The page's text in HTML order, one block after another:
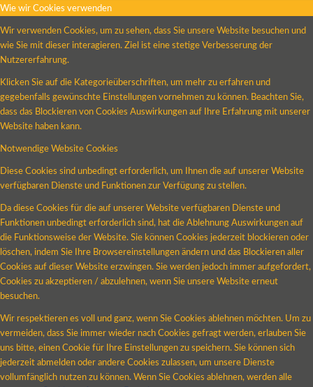
Wie wir Cookies verwenden
Wir verwenden Cookies, um zu sehen, dass Sie unsere Website besuchen und
wie Sie mit dieser interagieren. Ziel ist eine stetige Verbesserung der
Nutzererfahrung.
Klicken Sie auf die Kategorieüberschriften, um mehr zu erfahren und
gegebenfalls gewünschte Einstellungen vornehmen zu können. Beachten Sie,
dass das Blockieren von Cookies Auswirkungen auf Ihre Erfahrung mit unserer
Website haben kann.
Notwendige Website Cookies
Diese Cookies sind unbedingt erforderlich, um Ihnen die auf unserer Website
verfügbaren Dienste und Funktionen zur Verfügung zu stellen.
Da diese Cookies für die auf unserer Website verfügbaren Dienste und
Funktionen unbedingt erforderlich sind, hat die Ablehnung Auswirkungen auf
die Funktionsweise der Website. Sie können Cookies jederzeit blockieren oder
löschen, indem Sie Ihre Browsereinstellungen ändern und das Blockieren aller
Cookies auf dieser Website erzwingen. Sie werden jedoch immer aufgefordert,
Cookies zu akzeptieren / abzulehnen, wenn Sie unsere Website erneut
besuchen.
Wir respektieren es voll und ganz, wenn Sie Cookies ablehnen möchten. Um zu
vermeiden, dass Sie immer wieder nach Cookies gefragt werden, erlauben Sie
uns bitte, einen Cookie für Ihre Einstellungen zu speichern. Sie können sich
jederzeit abmelden oder andere Cookies zulassen, um unsere Dienste
vollumfänglich nutzen zu können. Wenn Sie Cookies ablehnen, werden alle